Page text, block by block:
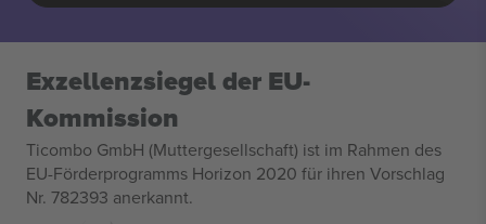
Exzellenzsiegel der EU-
Kommission
Ticombo GmbH (Muttergesellschaft) ist im Rahmen des
EU-Förderprogramms Horizon 2020 für ihren Vorschlag
Nr. 782393 anerkannt.